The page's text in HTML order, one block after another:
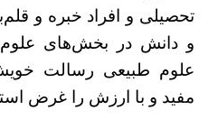
تحصیلی و افراد خبره و
و دانش در بخش‌های علوم
علوم طبیعی رسالت
مفید و با ارزش را غرض